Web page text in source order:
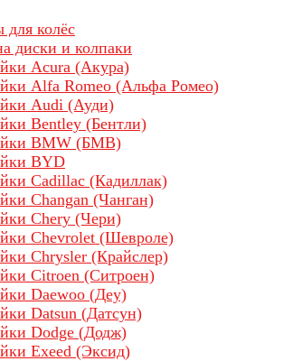
для колёс
диски и колпаки
Acura (Акура)
Alfa Romeo (Альфа Ромео)
Audi (Ауди)
Bentley (Бентли)
BMW (БМВ)
BYD
Cadillac (Кадиллак)
Changan (Чанган)
Chery (Чери)
Chevrolet (Шевроле)
Chrysler (Крайслер)
Citroen (Ситроен)
Daewoo (Деу)
Datsun (Датсун)
Dodge (Додж)
Exeed (Эксид)